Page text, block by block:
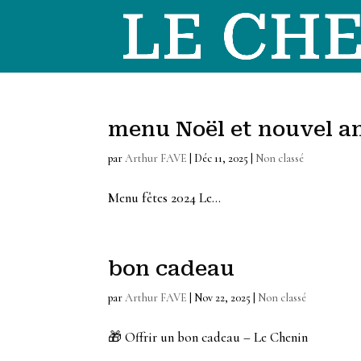
menu Noël et nouvel
parArthur FAVE Déc 11, 2025 Non classé
Menu fêtes 2024 Le...
bon cadeau
parArthur FAVE Nov 22, 2025 Non classé
🎁 Offrir un bon cadeau – Le Chenin